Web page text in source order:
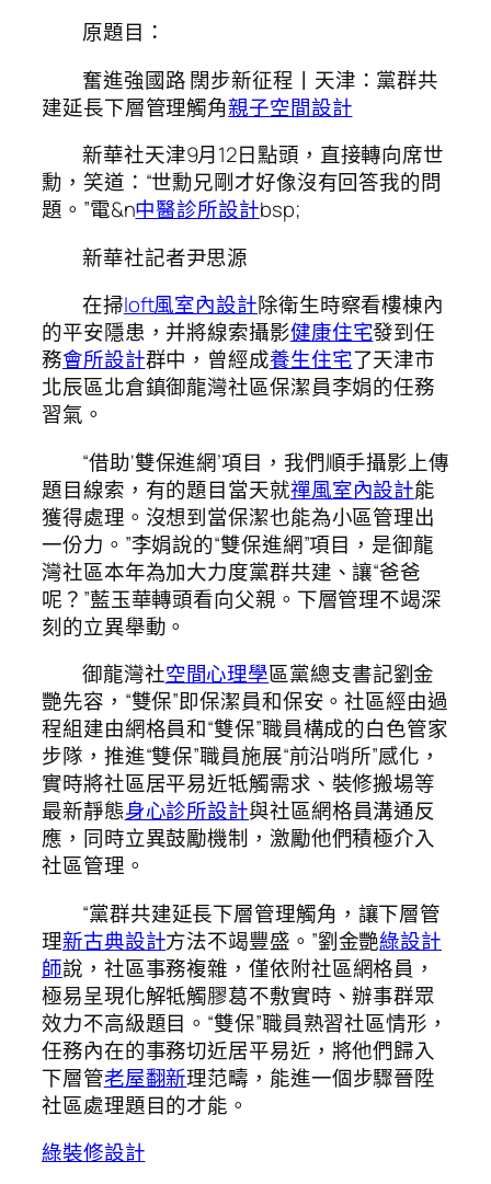
原題目：
奮進強國路 闊步新征程丨天津：黨群共
建延長下層管理觸角親子空間設計
新華社天津9月12日點頭，直接轉向席世
勳，笑道：“世勳兄剛才好像沒有回答我的問
題。”電&n中醫診所設計bsp;
新華社記者尹思源
在掃loft風室內設計除衛生時察看樓棟內
的平安隱患，并將線索攝影健康住宅發到任
務會所設計群中，曾經成養生住宅了天津市
北辰區北倉鎮御龍灣社區保潔員李娟的任務
習氣。
“借助‘雙保進網’項目，我們順手攝影上傳
題目線索，有的題目當天就禪風室內設計能
獲得處理。沒想到當保潔也能為小區管理出
一份力。”李娟說的“雙保進網”項目，是御龍
灣社區本年為加大力度黨群共建、讓“爸爸
呢？”藍玉華轉頭看向父親。下層管理不竭深
刻的立異舉動。
御龍灣社空間心理學區黨總支書記劉金
艷先容，“雙保”即保潔員和保安。社區經由過
程組建由網格員和“雙保”職員構成的白色管家
步隊，推進“雙保”職員施展“前沿哨所”感化，
實時將社區居平易近牴觸需求、裝修搬場等
最新靜態身心診所設計與社區網格員溝通反
應，同時立異鼓勵機制，激勵他們積極介入
社區管理。
“黨群共建延長下層管理觸角，讓下層管
理新古典設計方法不竭豐盛。”劉金艷綠設計
師說，社區事務複雜，僅依附社區網格員，
極易呈現化解牴觸膠葛不敷實時、辦事群眾
效力不高級題目。“雙保”職員熟習社區情形，
任務內在的事務切近居平易近，將他們歸入
下層管老屋翻新理范疇，能進一個步驟晉陞
社區處理題目的才能。
綠裝修設計